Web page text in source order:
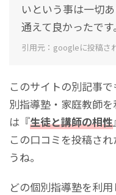
いという事は一切
通えて良かったです。
引用元：googleに投稿さ
このサイトの別記事
別指導塾・家庭教師
は『生徒と講師の相性
この口コミを投稿さ
うね。
どの個別指導塾を利